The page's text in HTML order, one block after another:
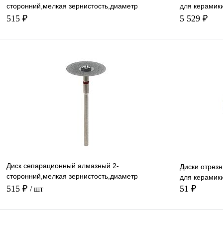
сторонний,мелкая зернистость,диаметр
рабочей части 22 мм, 1 шт
515 ₽
для
25x0,6мм,
5 529 ₽
Диск сепарационный алмазный 2-
сторонний,мелкая зернистость,диаметр
рабочей части 19 мм,1 шт
515 ₽ / шт
Диски
для
51 ₽